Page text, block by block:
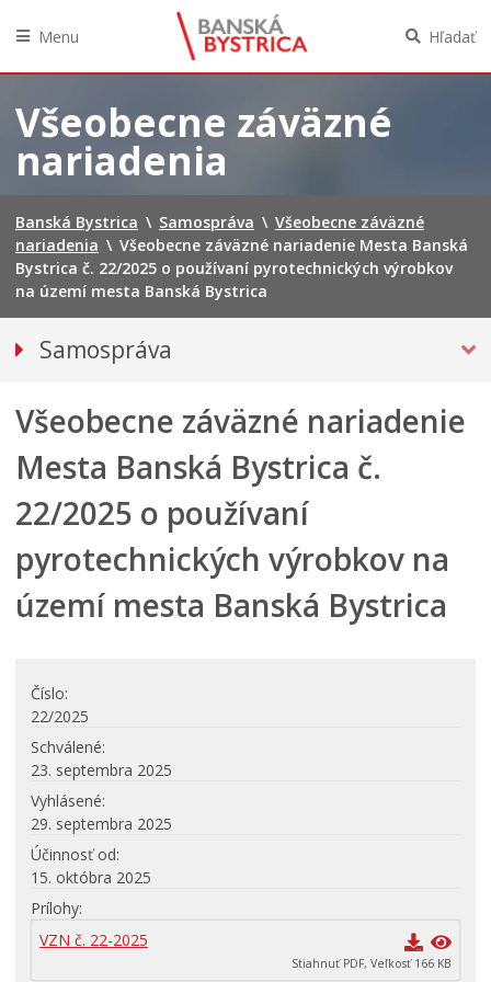
na
obsah
Menu Hľadať
Všeobecne záväzné
nariadenia
Banská Bystrica \ Samospráva \ Všeobecne záväzné
nariadenia \ Všeobecne záväzné nariadenie Mesta Banská
Bystrica č. 22/2025 o používaní pyrotechnických výrobkov
na území mesta Banská Bystrica
Samospráva
Referendum 2026
Hlavný kontrolór mesta
Mestské zastupiteľstvo
Mestská rada
Komisie, výbory a rady
Zasadnutia
Verejné obstrávania
Úradná tabuľa
Dotácie
Dokumenty mesta
VŠEOBECNE ZÁVÄZNÉ NARIADENIA
Účinné VZN
Archív zrušených VZN
Všeobecne záväzné nariadenie
Mesta Banská Bystrica č.
22/2025 o používaní
pyrotechnických výrobkov na
území mesta Banská Bystrica
Číslo
22/2025
Schválené
23. septembra 2025
Vyhlásené
29. septembra 2025
Účinnosť od
15. októbra 2025
Prílohy
VZN č. 22-2025
Stiahnuť PDF, Veľkosť 166 KB